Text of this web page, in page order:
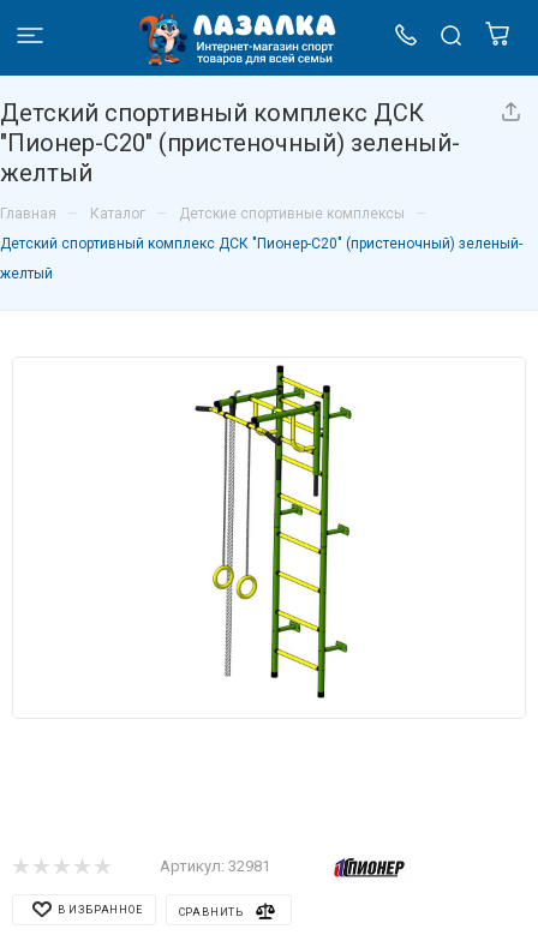
Детский спортивный комплекс ДСК
"Пионер-С20" (пристеночный) зеленый-
желтый
Главная – Каталог – Детские спортивные комплексы –
Детский спортивный комплекс ДСК "Пионер-С20" (пристеночный) зеленый-
желтый
Артикул: 32981
В ИЗБРАННОЕ СРАВНИТЬ